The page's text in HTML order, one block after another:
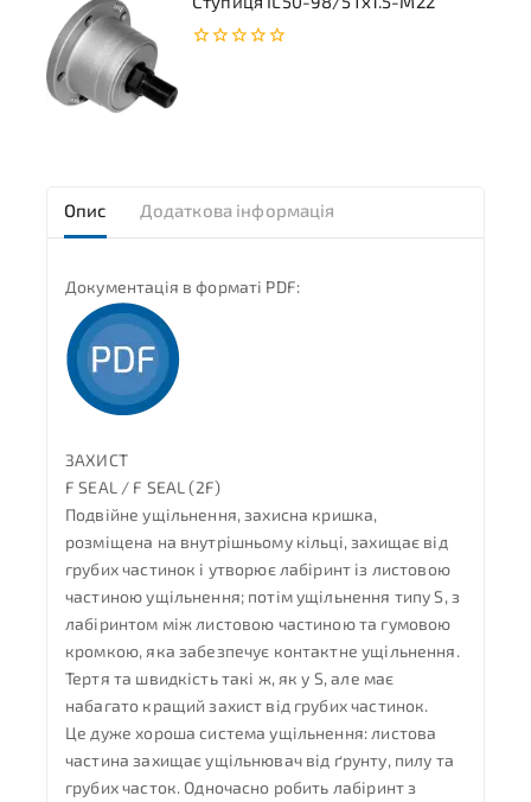
Опис Додаткова інформація
Документація в форматі PDF:
ЗАХИСТ
F SEAL / F SEAL (2F)
Подвійне ущільнення, захисна кришка,
розміщена на внутрішньому кільці, захищає від
грубих частинок і утворює лабіринт із листовою
частиною ущільнення; потім ущільнення типу S, з
лабіринтом між листовою частиною та гумовою
кромкою, яка забезпечує контактне ущільнення.
Тертя та швидкість такі ж, як у S, але має
набагато кращий захист від грубих частинок.
Це дуже хороша система ущільнення: листова
частина захищає ущільнювач від ґрунту, пилу та
грубих часток. Одночасно робить лабіринт з